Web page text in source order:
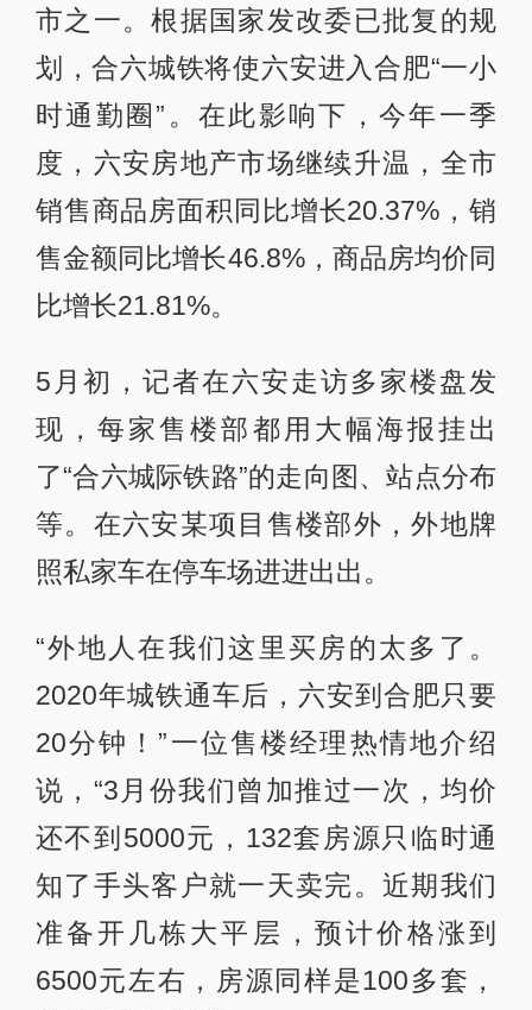
市之一。根据国家发改委已批复的规
划，合六城铁将使六安进入合肥“一小
时通勤圈”。在此影响下，今年一季
度，六安房地产市场继续升温，全市
销售商品房面积同比增长20.37%，销
售金额同比增长46.8%，商品房均价同
比增长21.81%。
5月初，记者在六安走访多家楼盘发
现，每家售楼部都用大幅海报挂出
了“合六城际铁路”的走向图、站点分布
等。在六安某项目售楼部外，外地牌
照私家车在停车场进进出出。
“外地人在我们这里买房的太多了。
2020年城铁通车后，六安到合肥只要
20分钟！”一位售楼经理热情地介绍
说，“3月份我们曾加推过一次，均价
还不到5000元，132套房源只临时通
知了手头客户就一天卖完。近期我们
准备开几栋大平层，预计价格涨到
6500元左右，房源同样是100多套，